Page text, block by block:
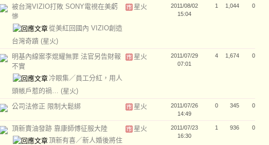
被台灣VIZIO打敗 SONY電視在美虧
慘
從美紅回國內 VIZIO創造
台灣奇蹟 (星火)
星火
2011/08/02
15:04
1 1,044 0
明基內線案李焜耀無罪 法官另告財報
不實
冷眼集／員工分紅，用人
頭帳戶惹的禍… (星火)
星火
2011/07/29
07:01
4 1,674 0
公司法修正 限制大鬆綁 星火
2011/07/26
14:49
0 345 0
頂新賣油發跡 靠康師傅征服大陸
頂新有喜／新人婚後將住
星火
2011/07/23
16:30
1 936 0